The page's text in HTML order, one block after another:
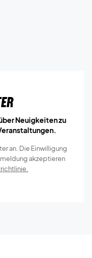
Neuigkeiten zu
an. Die Einwilligung
akzeptieren